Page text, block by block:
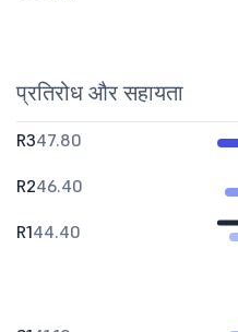
प्रतिरोध और सहायता
R347.80
R246.40
R144.40